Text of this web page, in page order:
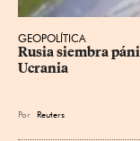
GEOPOLÍTICA
Rusia siembra
Ucrania
Por Reuters